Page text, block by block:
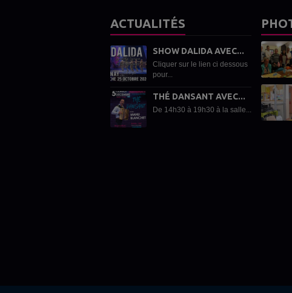
ACTUALITÉS
SHOW DALIDA AVEC...
Cliquer sur le lien ci dessous
pour...
THÉ DANSANT AVEC...
De 14h30 à 19h30 à la salle...